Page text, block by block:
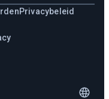
Privacybeleid